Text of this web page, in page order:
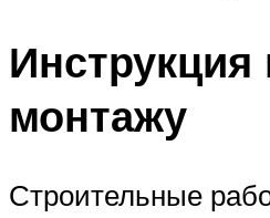
Инструкция
монтажу
Строительные